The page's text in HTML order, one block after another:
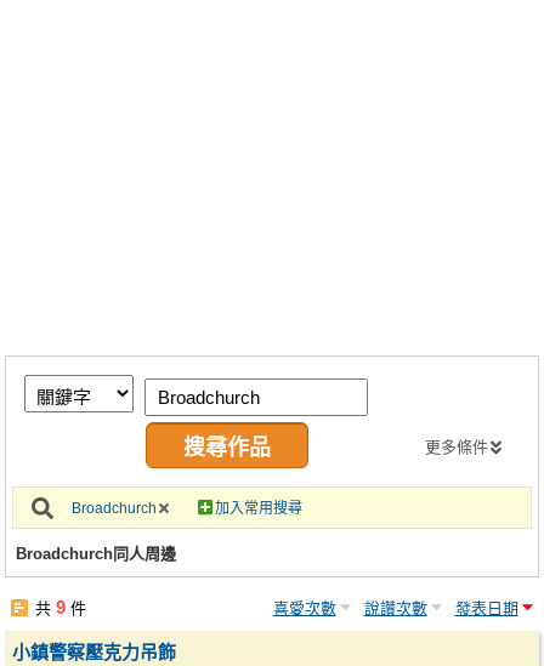
繪圖藝廊
交流中心
攤位轉讓區
會員功能選單
註冊會員
更多條件
Broadchurch 加入常用搜尋
Broadchurch同人周邊
共9 件 喜愛次數 說讚次數 發表日期
小鎮警察壓克力吊飾